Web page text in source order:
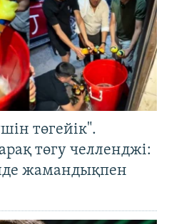
төгейік".
төгу челленджі:
жамандықпен